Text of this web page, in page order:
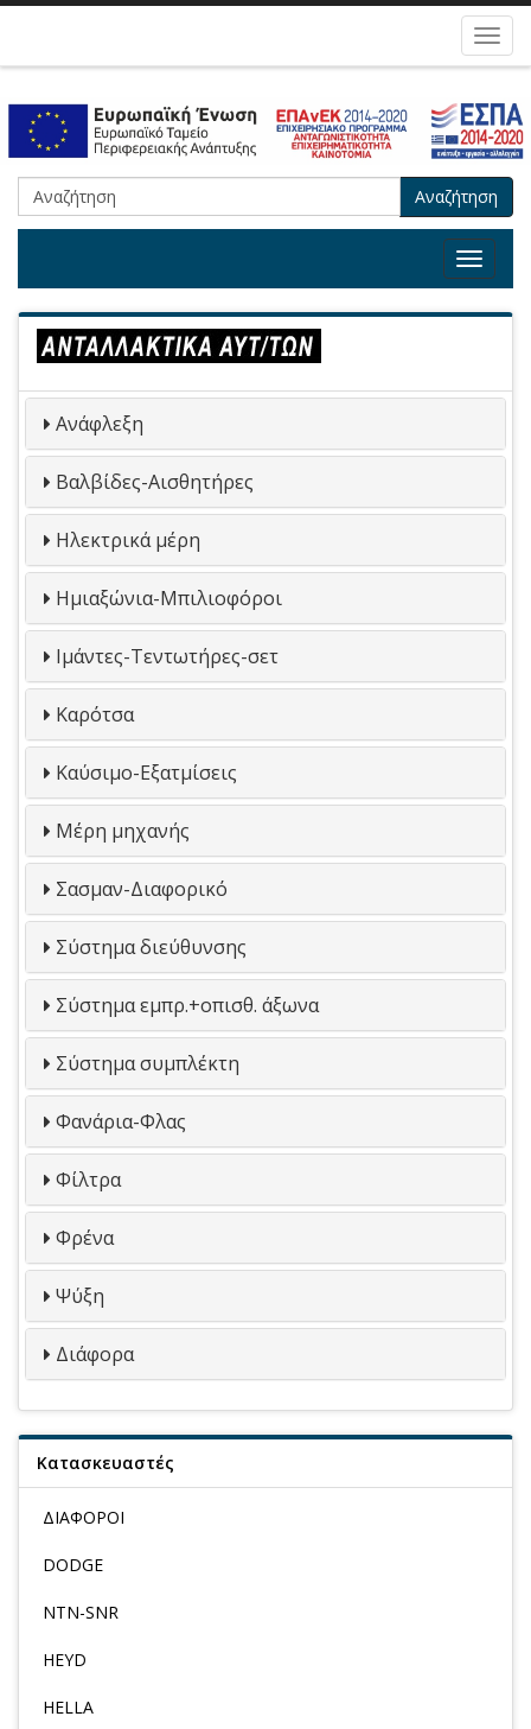
Αναζήτηση
Toggle
Ανάφλεξη
Βαλβίδες-Αισθητήρες
Ηλεκτρικά μέρη
Ημιαξώνια-Μπιλιοφόροι
Ιμάντες-Τεντωτήρες-σετ
Καρότσα
Καύσιμο-Εξατμίσεις
Μέρη μηχανής
Σασμαν-Διαφορικό
Σύστημα διεύθυνσης
Σύστημα εμπρ.+οπισθ. άξωνα
Σύστημα συμπλέκτη
Φανάρια-Φλας
Φίλτρα
Φρένα
Ψύξη
Διάφορα
Κατασκευαστές
ΔΙΑΦΟΡΟΙ
DODGE
NTN-SNR
HEYD
HELLA